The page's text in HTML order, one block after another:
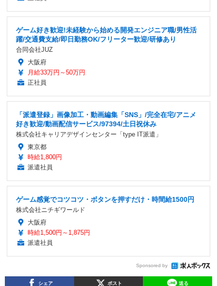
ゲーム好き歓迎!未経験から始める開発エンジニア職/男性活
躍/交通費支給/即日勤務OK/フリーター歓迎/研修あり
合同会社JUZ
大阪府
月給33万円～50万円
正社員
「派遣登録」画像加工・動画編集「SNS」/完全在宅/アニメ
好き歓迎/動画配信サービス/97394/土日祝休み
株式会社キャリアデザインセンター「type IT派遣」
東京都
時給1,800円
派遣社員
ゲーム感覚でコツコツ・ボタンを押すだけ・時間給1500円
株式会社ニチギワールド
大阪府
時給1,500円～1,875円
派遣社員
Sponsored by
シェア ポスト 送る